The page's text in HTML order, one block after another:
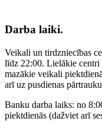
Darba laiki.
Veikali un tirdzniecības
līdz 22:00. Lielākie centri
mazākie veikali
arī uz pusdienas
Banku darba laiks: no
piektdienās (dažviet arī